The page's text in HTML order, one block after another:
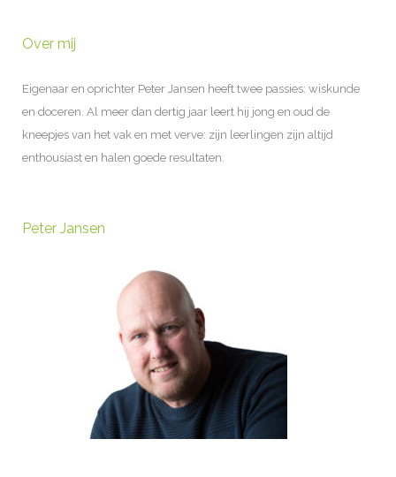
Over mij
Eigenaar en oprichter Peter Jansen heeft twee passies: wiskunde
en doceren. Al meer dan dertig jaar leert hij jong en oud de
kneepjes van het vak en met verve: zijn leerlingen zijn altijd
enthousiast en halen goede resultaten.
Peter Jansen